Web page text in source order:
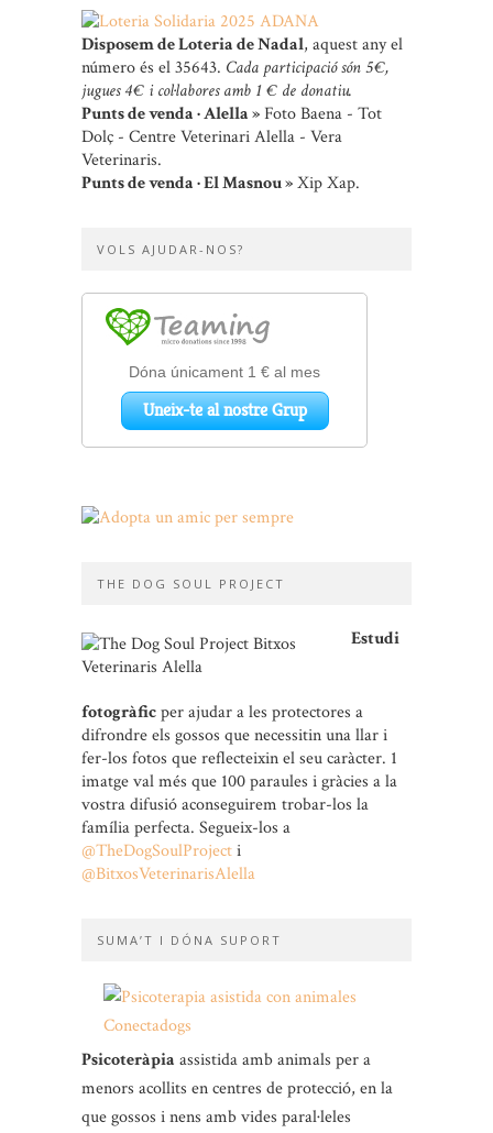
Disposem de Loteria de Nadal, aquest any el
número és el 35643. Cada participació són 5 €,
jugues 4 € i col·labores amb 1 € de donatiu.
Punts de venda · Alella »Foto Baena - Tot
Dolç - Centre Veterinari Alella - Vera
Veterinaris.
Punts de venda · El Masnou »Xip Xap.
VOLS AJUDAR-NOS?
THE DOG SOUL PROJECT
Estudi
fotogràficper ajudar a les protectores a
difrondre els gossos que necessitin una llar i
fer-los fotos que reflecteixin el seu caràcter. 1
imatge val més que 100 paraules i gràcies a la
vostra difusió aconseguirem trobar-los la
família perfecta. Segueix-los a
@TheDogSoulProjecti
@BitxosVeterinarisAlella
SUMA’T I DÓNA SUPORT
Psicoteràpia assistida amb animals per a
menors acollits en centres de protecció, en la
que gossos i nens amb vides paral·leles